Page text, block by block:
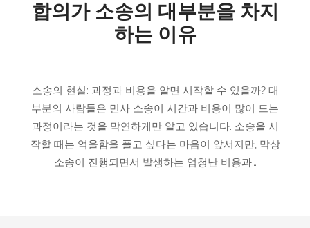
합의가 소송의 대부분을 차지
하는 이유
소송의 현실: 과정과 비용을 알면 시작할 수 있을까? 대
부분의 사람들은 민사 소송이 시간과 비용이 많이 드는
과정이라는 것을 막연하게만 알고 있습니다. 소송을 시
작할 때는 억울함을 풀고 싶다는 마음이 앞서지만, 막상
소송이 진행되면서 발생하는 엄청난 비용과…